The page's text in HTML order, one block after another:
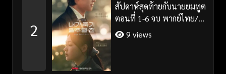
2
สัปดาห์สุดท้ายกับนายยมทูต
ตอนที่ 1-6 จบ พากย์ไทย/
ซับไทย
9 views